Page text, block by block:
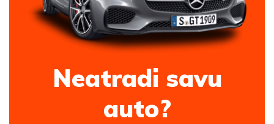
Neatradi savu
auto?